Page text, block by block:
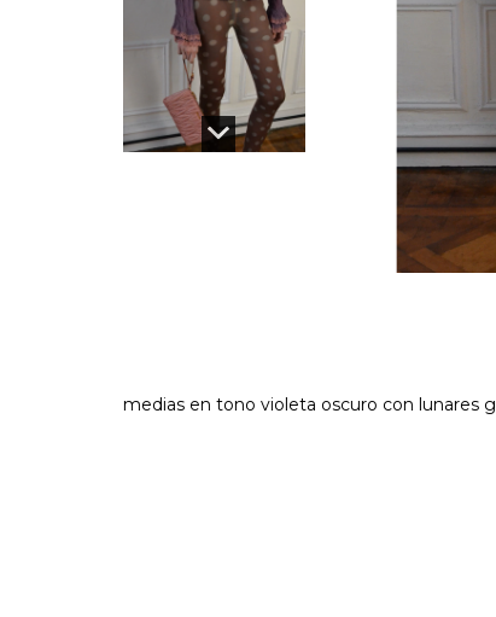
medias en tono violeta oscuro con lunares